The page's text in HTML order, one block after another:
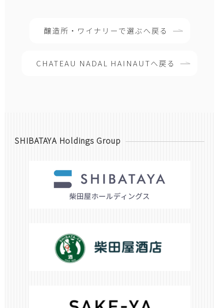
醸造所・ワイナリーで選ぶへ戻る
CHATEAU NADAL HAINAUTへ戻る
SHIBATAYA Holdings Group